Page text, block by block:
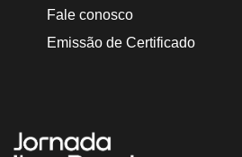
Fale conosco
Emissão de Certificado